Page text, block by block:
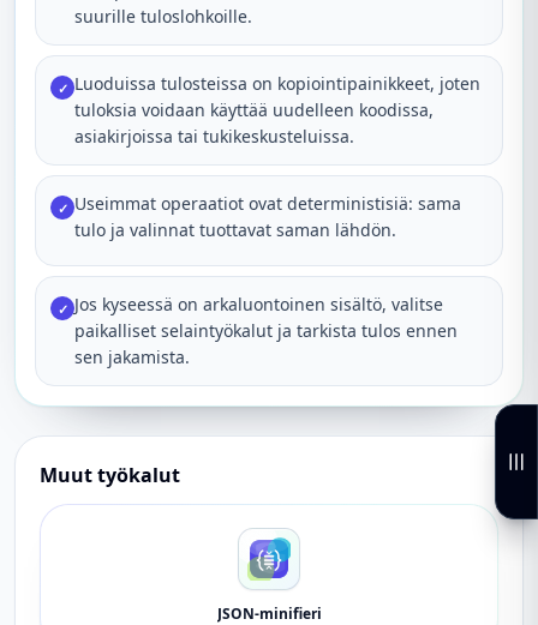
suurille tuloslohkoille.
✓ Luoduissa tulosteissa on kopiointipainikkeet, joten
tuloksia voidaan käyttää uudelleen koodissa,
asiakirjoissa tai tukikeskusteluissa.
✓ Useimmat operaatiot ovat deterministisiä: sama
tulo ja valinnat tuottavat saman lähdön.
✓ Jos kyseessä on arkaluontoinen sisältö, valitse
paikalliset selaintyökalut ja tarkista tulos ennen
sen jakamista.
Muut työkalut
JSON-minifieri